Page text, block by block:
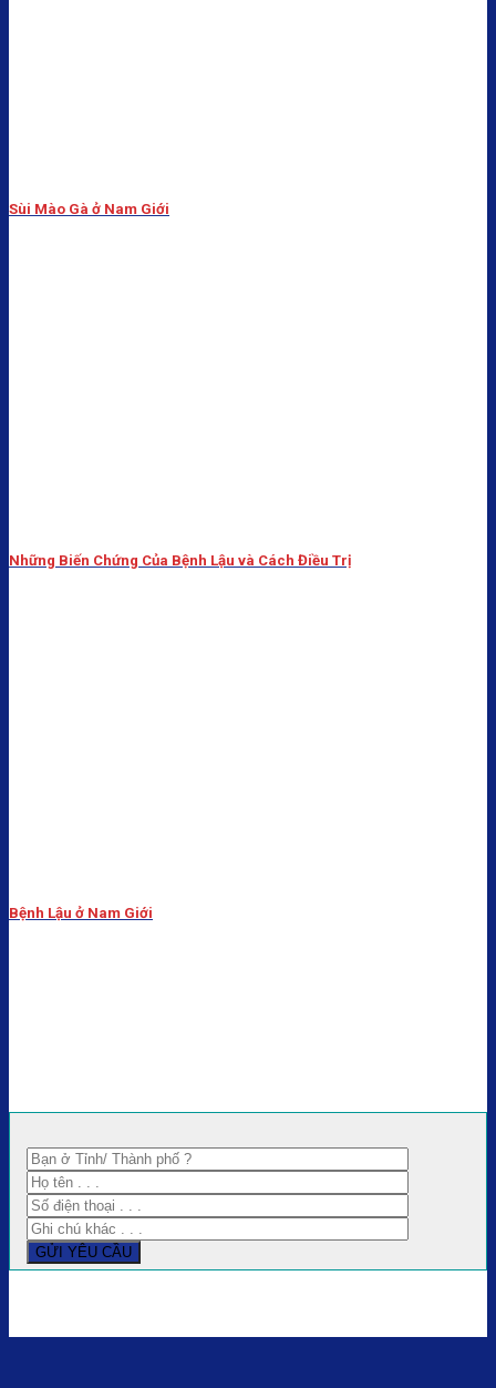
Sùi Mào Gà ở Nam Giới
Những Biến Chứng Của Bệnh Lậu và Cách Điều Trị
Bệnh Lậu ở Nam Giới